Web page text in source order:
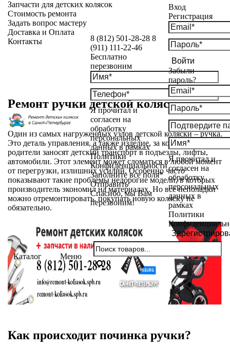
8 (812) 501-28-28 8
(911) 111-22-46
Бесплатно
перезвоним
Я прочитал и
согласен на
обработку
персональных
данных в рамках
Политики
Конфиденциальности
Заполните все поля*
Отправить
Спасибо, мы Вам
перезвоним!
Вход
Регистрация
Войти
Забыли
пароль?
Я прочитал и
согласен на
обработку
персональных
данных в
рамках
Политики
Каталог Меню
Запчасти для детских колясок
Стоимость ремонта
Задать вопрос мастеру
Доставка и Оплата
Контакты
Ремонт ручки детской коляски
Один из самых нагруженных узлов детской коляски – ручка.
Это деталь управления, а также изделие, за которое
родители заносят детский транспорт в подъезды, лифты,
автомобили. Этот элемент может сломаться в любой момент
от перегрузки, излишних усилий. Особенно часто
показывают такие проблемы недорогие модели, в которых
производитель экономил на материалах. Но все неполадки
можно отремонтировать, покупать новую коляску не
обязательно.
Как происходит починка ручки?